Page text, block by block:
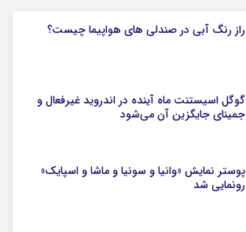
راز رنگ آبی در صندلی های هواپیما چیست؟
گوگل اسیستنت ماه آینده در اندروید غیرفعال و
جمینای جایگزین آن می‌شود
پوستر نمایش «وانیا و سونیا و ماشا و اسپایک»
رونمایی شد